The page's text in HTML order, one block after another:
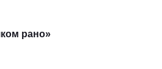
рано»